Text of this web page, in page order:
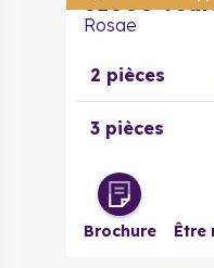
Rosae
2 pièces
3 pièces
Brochure Être